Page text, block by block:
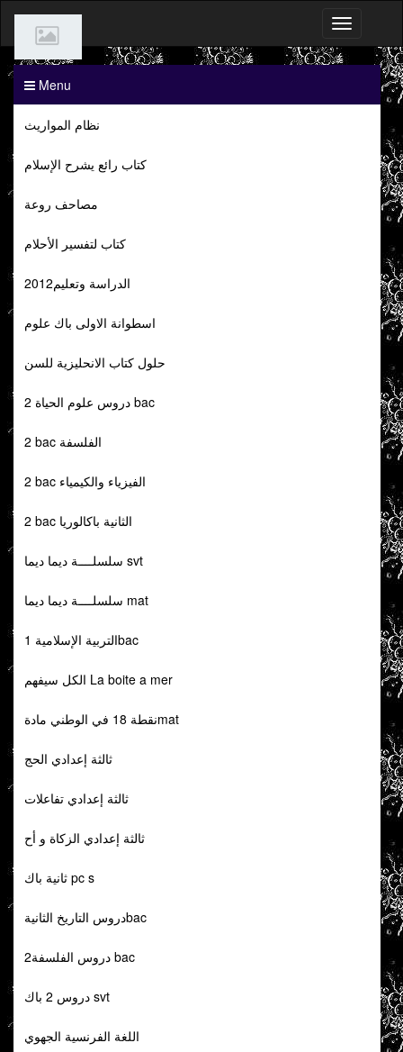
Menu
نظام المواريث
كتاب رائع يشرح الإسلام
مصاحف روعة
كتاب لتفسير الأحلام
الدراسة وتعليم2012
اسطوانة الاولى باك علوم
حلول كتاب الانحليزية للسن
دروس علوم الحياة 2 bac
2 bac الفلسفة
2 bac الفيزياء والكيمياء
2 bac الثانية باكالوريا
سلسلــــة ديما ديما svt
سلسلــــة ديما ديما mat
التربية الإسلامية 1bac
الكل سيفهم La boite a mer
نقطة 18 في الوطني مادةmat
ثالثة إعدادي الحج
ثالثة إعدادي تفاعلات
ثالثة إعدادي الزكاة و أح
ثانية باك pc s
دروس التاريخ الثانيةbac
دروس الفلسفة2 bac
دروس 2 باك svt
اللغة الفرنسية الجهوي